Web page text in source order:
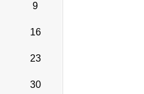
9
16
23
30